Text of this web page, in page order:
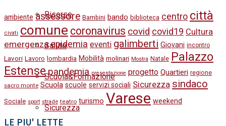
Risorse
Salute
Scuola&Formazione
Sicurezza
ambiente assessore Bambini bando biblioteca centro città
civati comune coronavirus covid covid19 Cultura
emergenza epidemia eventi galimberti Giovani incontro
Lavori Lavoro lombardia Mobilità molinari Mostra Natale Palazzo
Estensepandemia presentazione progetto Quartieri regione
sacro monte Scuola scuole servizi sociali Sicurezza sindaco
Sociale sport strade teatro turismo Varese weekend
LE PIU' LETTE